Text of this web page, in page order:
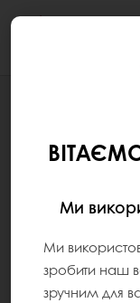
МОЧІ-
Ми
Ми
зробити наш
зручним для